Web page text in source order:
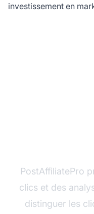
investissement en
PostAffiliatePro
clics et des
distinguer les